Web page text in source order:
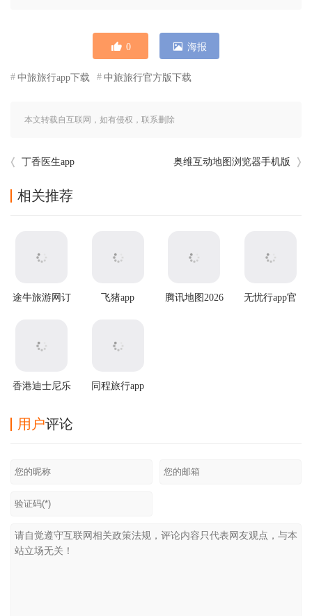
0 海报
中旅旅行app下载 中旅旅行官方版下载
本文转载自互联网，如有侵权，联系删除
丁香医生app 奥维互动地图浏览器手机版
相关推荐
途牛旅游网订
飞猪app
腾讯地图2026
无忧行app官
香港迪士尼乐
同程旅行app
用户评论